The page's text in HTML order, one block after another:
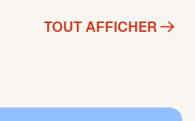
TOUT AFFICHER